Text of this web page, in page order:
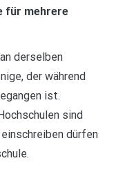
für mehrere
derselben
der während
ist.
sind
dürfen